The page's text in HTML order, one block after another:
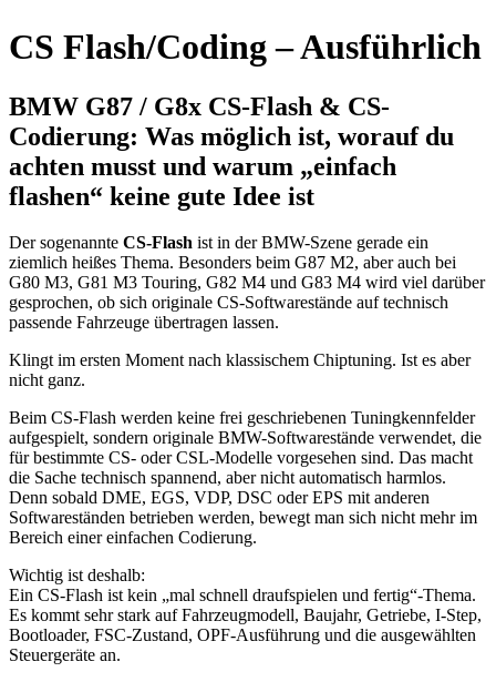
CS Flash/Coding – Ausführlich
BMW G87 / G8x CS-Flash & CS-
Codierung: Was möglich ist, worauf du
achten musst und warum „einfach
flashen“ keine gute Idee ist
Der sogenannte CS-Flash ist in der BMW-Szene gerade ein
ziemlich heißes Thema. Besonders beim G87 M2, aber auch bei
G80 M3, G81 M3 Touring, G82 M4 und G83 M4 wird viel darüber
gesprochen, ob sich originale CS-Softwarestände auf technisch
passende Fahrzeuge übertragen lassen.
Klingt im ersten Moment nach klassischem Chiptuning. Ist es aber
nicht ganz.
Beim CS-Flash werden keine frei geschriebenen Tuningkennfelder
aufgespielt, sondern originale BMW-Softwarestände verwendet, die
für bestimmte CS- oder CSL-Modelle vorgesehen sind. Das macht
die Sache technisch spannend, aber nicht automatisch harmlos.
Denn sobald DME, EGS, VDP, DSC oder EPS mit anderen
Softwareständen betrieben werden, bewegt man sich nicht mehr im
Bereich einer einfachen Codierung.
Wichtig ist deshalb:
Ein CS-Flash ist kein „mal schnell draufspielen und fertig“-Thema.
Es kommt sehr stark auf Fahrzeugmodell, Baujahr, Getriebe, I-Step,
Bootloader, FSC-Zustand, OPF-Ausführung und die ausgewählten
Steuergeräte an.